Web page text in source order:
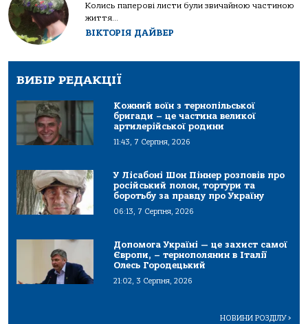
Колись паперові листи були звичайною частиною
життя...
ВІКТОРІЯ ДАЙВЕР
ВИБІР РЕДАКЦІЇ
Кожний воїн з тернопільської
бригади – це частина великої
артилерійської родини
11:43, 7 Серпня, 2026
У Лісабоні Шон Піннер розповів про
російський полон, тортури та
боротьбу за правду про Україну
06:13, 7 Серпня, 2026
Допомога Україні — це захист самої
Європи, – тернополянин в Італії
Олесь Городецький
21:02, 3 Серпня, 2026
НОВИНИ РОЗДІЛУ>